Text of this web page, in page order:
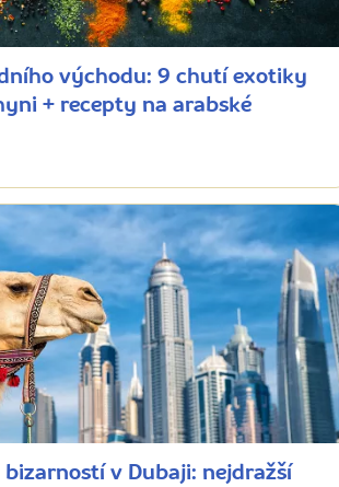
východu: 9 chutí exotiky
+ recepty na arabské
bizarností v Dubaji: nejdražší